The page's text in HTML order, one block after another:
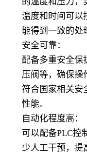
温度和时间可以
能得到一致的处
安全可靠：
配备多重安全保
压阀等，确保操
符合国家相关安
性能。
自动化程度高：
可以配备PLC控
少人工干预，提